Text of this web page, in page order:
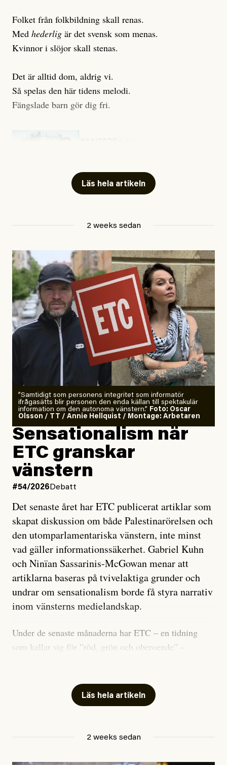
Folket från folkbildning skall renas.
Med hederlig är det svensk som menas.
Kvinnor i slöjor skall stenas.
Det är alltid dom, aldrig vi.
Så spelas den här tidens melodi.
Fängslade barn gör dig fri.
Läs hela artikeln
2 weeks sedan
”Samtidigt som personens integritet som informatör
ifrågasätts blir personen den enda källan till spektakulär
information om den autonoma vänstern.” Foto: Oscar
Olsson / TT / Annie Hellquist / Montage: Arbetaren
Sensationalism när
ETC granskar
vänstern
#54/2026 Debatt
Det senaste året har ETC publicerat artiklar som
skapat diskussion om både Palestinarörelsen och
den utomparlamentariska vänstern, inte minst
vad gäller informationssäkerhet. Gabriel Kuhn
och Ninïan Sassarinis-McGowan menar att
artiklarna baseras på tvivelaktiga grunder och
undrar om sensationalism borde få styra narrativ
inom vänsterns medielandskap.
Under de senaste månaderna har ETC – en tidning
som kallar sig för ”röd, grön och oberoende” –
skriver för? Vad betyder det att vara en ”röd, grön och
oberoende” tidning? Och vad är egentligen bra
Läs hela artikeln
2 weeks sedan